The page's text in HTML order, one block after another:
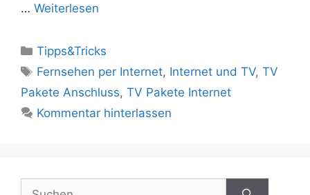
… Weiterlesen
Kategorien
Tipps&Tricks
Schlagwörter
Fernsehen per Internet, Internet und TV,TV
Pakete Anschluss, TV Pakete Internet
Kommentar hinterlassen